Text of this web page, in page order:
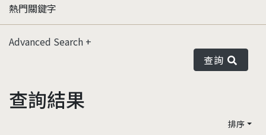
熱門關鍵字
Advanced Search
查詢
查詢結果
排序